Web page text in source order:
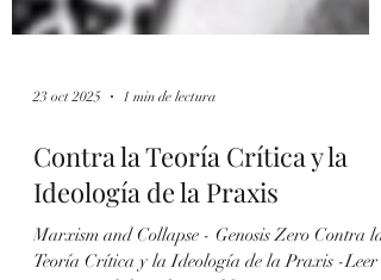
23 oct 2025 1 min de lectura